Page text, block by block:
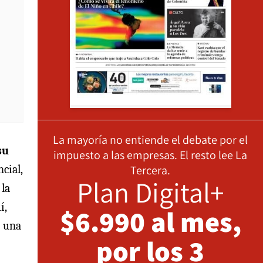
una
La mayoría no entiende el debate por el
impuesto a las empresas. El resto lee La
Tercera.
Plan Digital+
$6.990 al mes,
por los 3